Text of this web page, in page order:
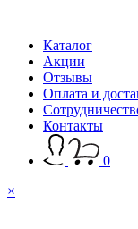
Каталог
Акции
Отзывы
Оплата и
Контакты
0
×